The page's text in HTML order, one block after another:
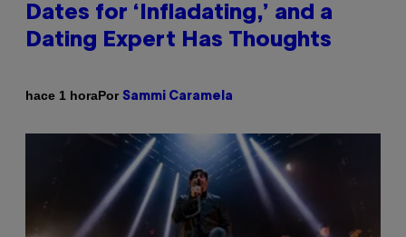
Dates for ‘Infladating,’ and a
Dating Expert Has Thoughts
hace 1 horaPor Sammi Caramela